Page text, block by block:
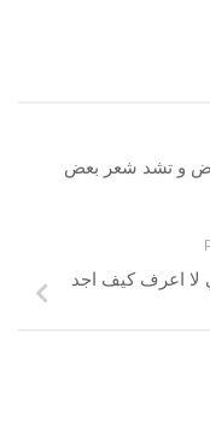
و تشد شعر بعض
اعرف كيف اجد